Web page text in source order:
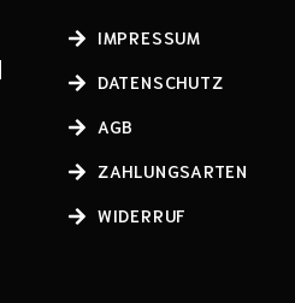
IMPRESSUM
DATENSCHUTZ
AGB
ZAHLUNGSARTEN
WIDERRUF